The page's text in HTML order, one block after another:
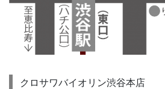
クロサワバイオリン渋谷本店